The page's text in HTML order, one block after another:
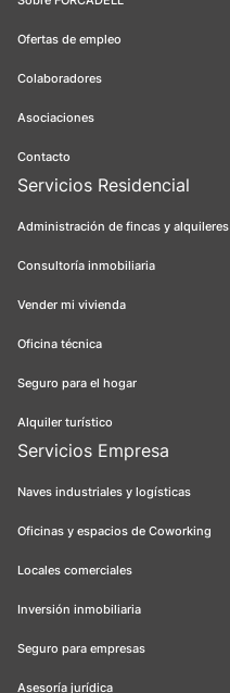
Ofertas de empleo
Colaboradores
Asociaciones
Contacto
Servicios Residencial
Administración de fincas y alquileres
Consultoría inmobiliaria
Vender mi vivienda
Oficina técnica
Seguro para el hogar
Alquiler turístico
Servicios Empresa
Naves industriales y logísticas
Oficinas y espacios de Coworking
Locales comerciales
Inversión inmobiliaria
Seguro para empresas
Asesoría jurídica